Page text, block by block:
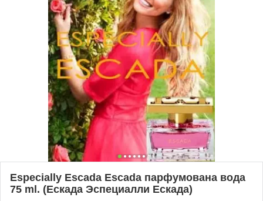
Especially Escada Escada парфумована вода
75 ml. (Ескада Эспециалли Ескада)